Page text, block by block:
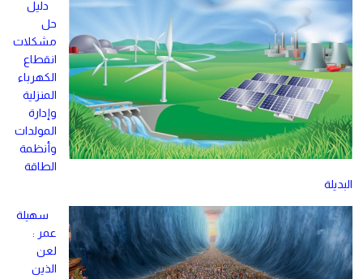
دليل
حل
مشكلات
انقطاع
الكهرباء
المنزلية
وإدارة
المولدات
وأنظمة
الطاقة
البديلة
سهيلة
عمر :
لعن
الذين